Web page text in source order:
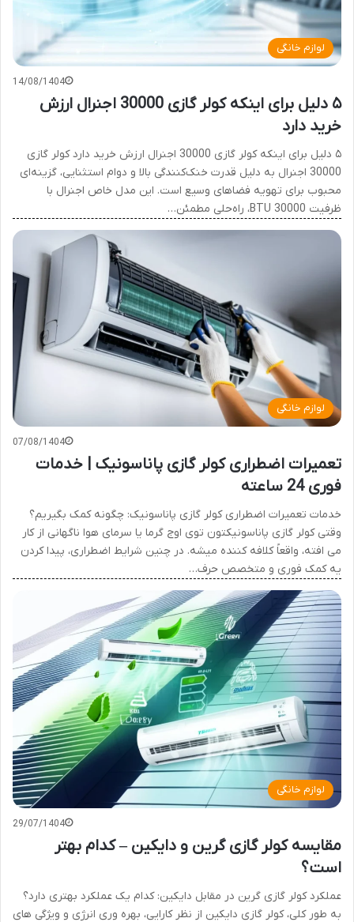
لوازم خانگی
14/08/1404
۵ دلیل برای اینکه کولر گازی 30000 اجنرال ارزش
خرید دارد
۵ دلیل برای اینکه کولر گازی 30000 اجنرال ارزش خرید دارد کولر گازی
30000 اجنرال به دلیل قدرت خنک‌کنندگی بالا و دوام استثنایی، گزینه‌ای
محبوب برای تهویه فضاهای وسیع است. این مدل خاص اجنرال با
ظرفیت 30000 BTU، راه‌حلی مطمئن…
لوازم خانگی
07/08/1404
تعمیرات اضطراری کولر گازی پاناسونیک | خدمات
فوری 24 ساعته
خدمات تعمیرات اضطراری کولر گازی پاناسونیک: چگونه کمک بگیریم؟
وقتی کولر گازی پاناسونیکتون توی اوج گرما یا سرمای هوا ناگهانی از کار
می افته، واقعاً کلافه کننده میشه. در چنین شرایط اضطراری، پیدا کردن
یه کمک فوری و متخصص حرف…
لوازم خانگی
29/07/1404
مقایسه کولر گازی گرین و دایکین – کدام بهتر
است؟
عملکرد کولر گازی گرین در مقابل دایکین: کدام یک عملکرد بهتری دارد؟
به طور کلی، کولر گازی دایکین از نظر کارایی، بهره وری انرژی و ویژگی های